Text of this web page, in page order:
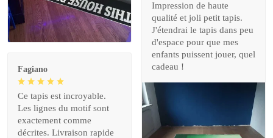
Impression de haute
qualité et joli petit tapis.
J'étendrai le tapis dans peu
d'espace pour que mes
enfants puissent jouer, quel
cadeau !
Fagiano
Ce tapis est incroyable.
Les lignes du motif sont
exactement comme
décrites. Livraison rapide